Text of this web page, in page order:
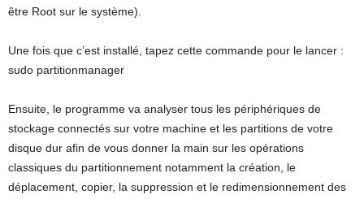
être Root sur le système).
Une fois que c’est installé, tapez cette commande pour le lancer :
sudo partitionmanager
Ensuite, le programme va analyser tous les périphériques de
stockage connectés sur votre machine et les partitions de votre
disque dur afin de vous donner la main sur les opérations
classiques du partitionnement notamment la création, le
déplacement, copier, la suppression et le redimensionnement des